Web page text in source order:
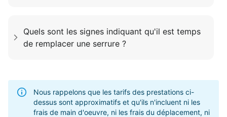
Quels sont les signes indiquant qu'il est temps
de remplacer une serrure ?
Nous rappelons que les tarifs des prestations ci-
dessus sont approximatifs et qu'ils n'incluent ni les
frais de main d'oeuvre, ni les frais du déplacement, ni